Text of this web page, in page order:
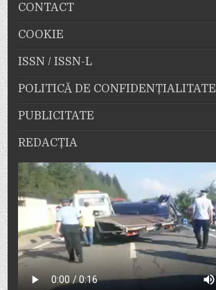
CONTACT
COOKIE
ISSN / ISSN-L
POLITICĂ DE CONFIDENȚIALITATE
PUBLICITATE
REDACȚIA